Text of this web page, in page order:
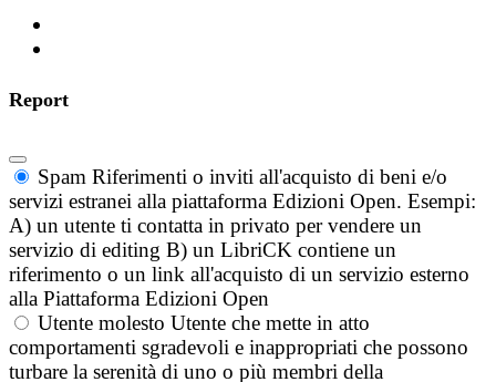
Report
Spam Riferimenti o inviti all'acquisto di beni e/o
servizi estranei alla piattaforma Edizioni Open. Esempi:
A) un utente ti contatta in privato per vendere un
servizio di editing B) un LibriCK contiene un
riferimento o un link all'acquisto di un servizio esterno
alla Piattaforma Edizioni Open
Utente molesto Utente che mette in atto
comportamenti sgradevoli e inappropriati che possono
turbare la serenità di uno o più membri della